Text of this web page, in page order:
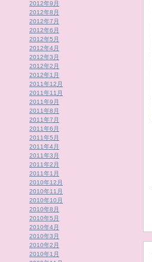
2012年9月
2012年8月
2012年7月
2012年6月
2012年5月
2012年4月
2012年3月
2012年2月
2012年1月
2011年12月
2011年11月
2011年9月
2011年8月
2011年7月
2011年6月
2011年5月
2011年4月
2011年3月
2011年2月
2011年1月
2010年12月
2010年11月
2010年10月
2010年8月
2010年5月
2010年4月
2010年3月
2010年2月
2010年1月